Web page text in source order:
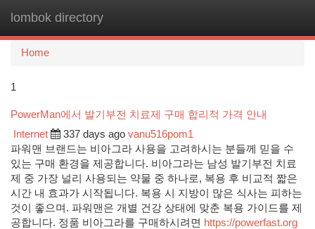
lombok directory
Home
1
PowerMan에서 발기부전 치료제 구매 합리적 가격 안내
Internet 337 days ago vanu516pom1
파워맨 브랜드는 비아그라 사용을 고려하시는 분들께 믿을 수
있는 구매 환경을 제공합니다. 비아그라는 남성 발기부전 치료
제 중 가장 널리 사용되는 약물 중 하나로, 복용 후 비교적 짧은
시간 내 효과가 시작됩니다. 복용 시 지방이 많은 식사는 피하는
것이 좋으며. 파워맨은 개별 건강 상태에 맞춘 복용 가이드를 제
공합니다. 정품 비아그라를 구매하시려면 https://powerfast.org